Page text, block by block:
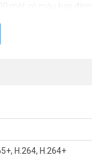
được hỗ trợ bảo hành
HIKVISION.
IP Mini PT
hỗ trợ 4G
ON)
H.264, H.264+